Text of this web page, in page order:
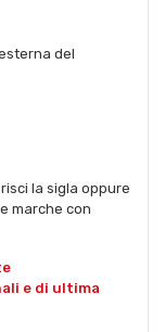
del
la sigla oppure
marche con
e di ultima